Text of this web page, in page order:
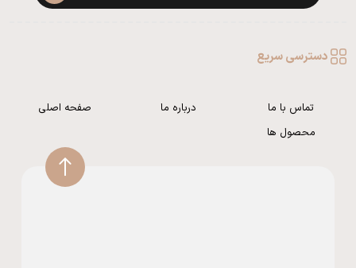
دسترسی سریع
تماس با ما درباره ما
صفحه اصلی
محصول ها